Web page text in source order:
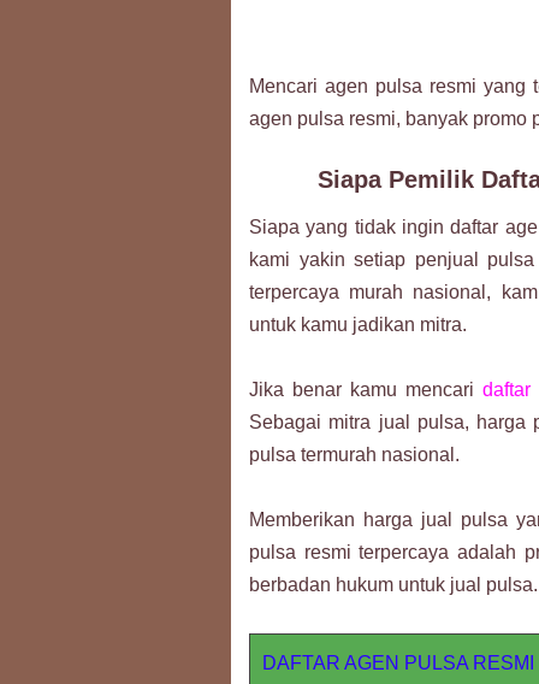
Mencari agen pulsa resmi yang
agen pulsa resmi, banyak promo
Siapa Pemilik
Siapa yang tidak ingin daftar
kami yakin setiap penjual
terpercaya murah nasional,
untuk kamu jadikan mitra.
Jika benar kamu mencari daftar
Sebagai mitra jual pulsa, harga
pulsa termurah nasional.
Memberikan harga jual pulsa
pulsa resmi terpercaya adalah
berbadan hukum untuk jual pulsa.
DAFTAR AGEN PULSA